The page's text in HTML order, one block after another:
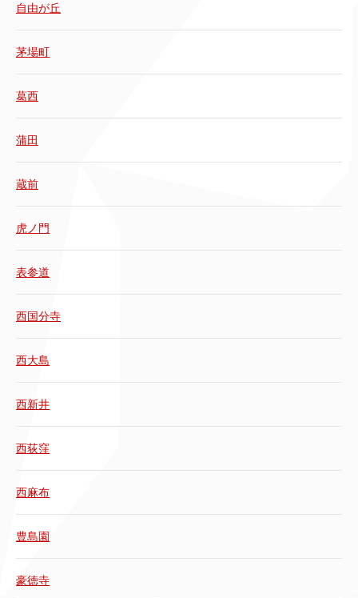
自由が丘
茅場町
葛西
蒲田
蔵前
虎ノ門
表参道
西国分寺
西大島
西新井
西荻窪
西麻布
豊島園
豪徳寺